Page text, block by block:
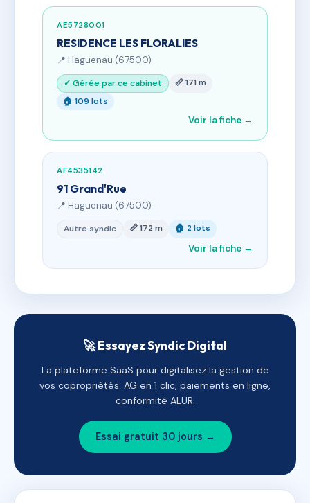
AE5728001
RESIDENCE LES FLORALIES
📍 Haguenau (67500)
✓ Gérée par ce cabinet
📏 171 m
🏠 109 lots
Voir la fiche →
AF4535142
91 Grand'Rue
📍 Haguenau (67500)
Autre syndic 📏 172 m 🏠 2 lots
Voir la fiche →
🚀 Essayez Syndic Digital
La plateforme SaaS pour digitalisez la gestion de
vos copropriétés. AG en 1 clic, paiements en ligne,
conformité ALUR.
Essai gratuit 30 jours →